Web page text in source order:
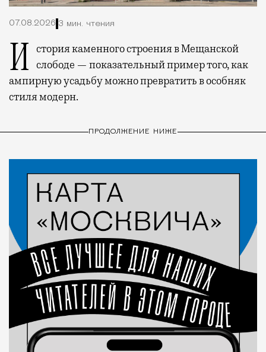
07.08.2026 3 мин. чтения
История каменного строения в Мещанской слободе — показательный пример того, как
ампирную усадьбу можно превратить в особняк
стиля модерн.
ПРОДОЛЖЕНИЕ НИЖЕ